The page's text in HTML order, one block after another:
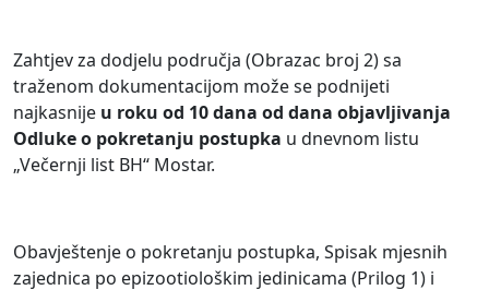
Zahtjev za dodjelu područja (Obrazac broj 2) sa
traženom dokumentacijom može se podnijeti
najkasnije u roku od 10dana od dana objavljivanja
Odlukeo pokretanju postupka u dnevnom listu
„Večernji list BH“ Mostar.
Obavještenje o pokretanju postupka, Spisak mjesnih
zajednica po epizootiološkim jedinicama (Prilog 1) i